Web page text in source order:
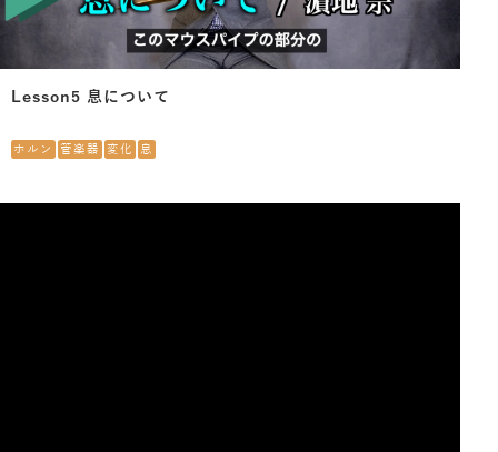
Lesson5 息について
ホルン 管楽器 変化 息